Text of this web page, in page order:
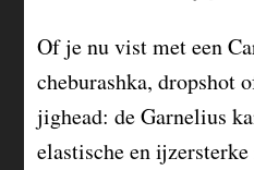
Of je nu vist met een
cheburashka, dropshot
jighead: de Garnelius
elastische en